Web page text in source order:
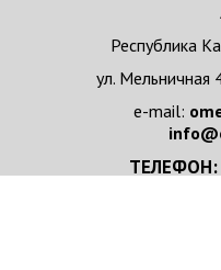
Республика
ул.
e-mail: